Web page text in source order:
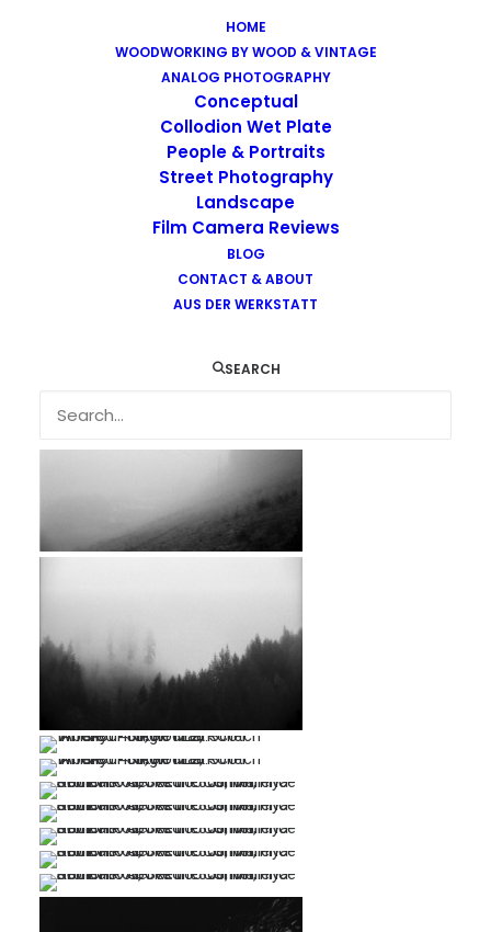
HOME
WOODWORKING BY WOOD & VINTAGE
ANALOG PHOTOGRAPHY
Conceptual
Collodion Wet Plate
People & Portraits
Street Photography
Landscape
Film Camera Reviews
BLOG
CONTACT & ABOUT
AUS DER WERKSTATT
SEARCH
Images tagged "rodinal"
Images tagged "rodinal"
…
…
…
…
…
…